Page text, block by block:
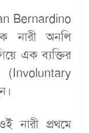
Bernardino
নারী অনলি
এক ব্যক্তির
(Involuntary
নারী প্রথমে